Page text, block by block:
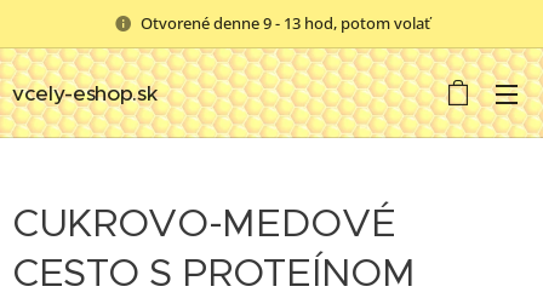
Otvorené denne 9 - 13 hod, potom volať
vcely-eshop.sk
CUKROVO-MEDOVÉ
CESTO S PROTEÍNOM